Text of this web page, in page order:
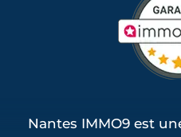
Nantes IMMO9 est